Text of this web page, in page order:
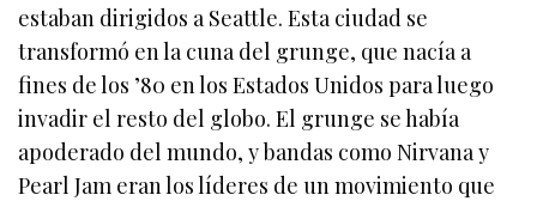
estaban dirigidos a Seattle. Esta ciudad se
transformó en la cuna del grunge, que nacía a
fines de los ’80 en los Estados Unidos para luego
invadir el resto del globo. El grunge se había
apoderado del mundo, y bandas como Nirvana y
Pearl Jam eran los líderes de un movimiento que